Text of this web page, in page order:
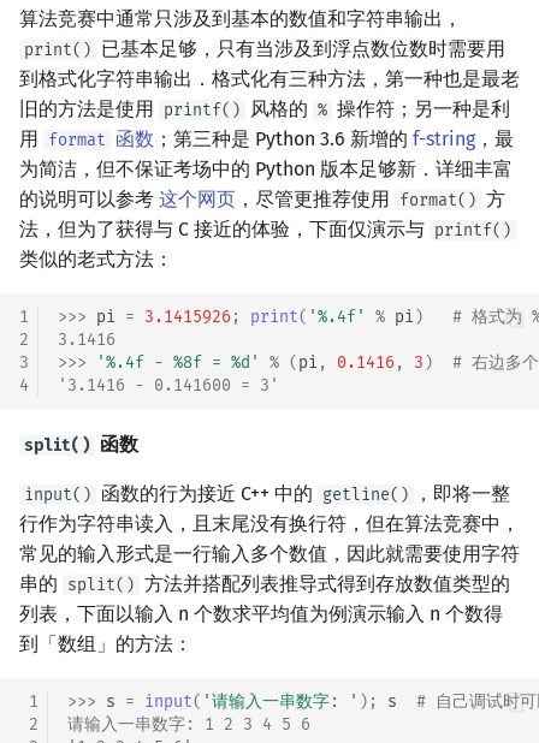
算法竞赛中通常只涉及到基本的数值和字符串输出，
print() 已基本足够，只有当涉及到浮点数位数时需要用
到格式化字符串输出．格式化有三种方法，第一种也是最老
旧的方法是使用 printf() 风格的 % 操作符；另一种是利
用 format 函数 ；第三种是 Python 3.6 新增的 f-string，最
为简洁，但不保证考场中的 Python 版本足够新．详细丰富
的说明可以参考 这个网页 ，尽管更推荐使用 format() 方
法，但为了获得与 C 接近的体验，下面仅演示与 printf()
类似的老式方法：
1
2
3
4
>>> pi = 3.1415926 ; print( '%.4f' % pi)
# 格式
3.1416
>>>
'%.4f - %8f = %d ' % (pi , 0.1416 , 3)
# 右边多
'3.1416 - 0.141600 = 3'
split() 函数
input() 函数的行为接近 C++ 中的 getline()
，即将一整
行作为字符串读入，且末尾没有换行符，但在算法竞赛中，
常见的输入形式是一行输入多个数值，因此就需要使用字符
串的 split() 方法并搭配列表推导式得到存放数值类型的
列表，下面以输入 n 个数求平均值为例演示输入 n 个数得
到「数组」的方法：
1
2
>>> s = input( '请输入一串数字: ' ); s
# 自己调试时
请输入一串数字: 1 2 3 4 5 6